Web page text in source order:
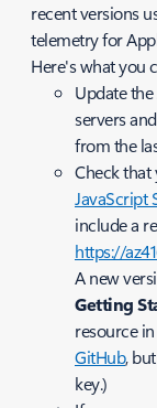
recent versions
telemetry for
Here's what you
Update
servers
from the
Check that
JavaScript
include a
https://
A new
Getting
resource
GitHub,
key.)